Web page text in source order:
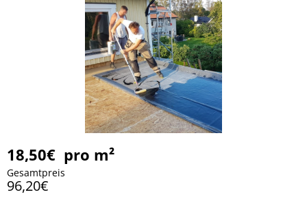
18,50€ pro m²
Gesamtpreis
96,20€